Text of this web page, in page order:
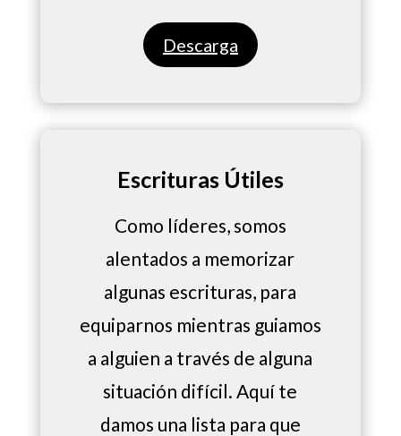
Descarga
Escrituras Útiles
Como líderes, somos
alentados a memorizar
algunas escrituras, para
equiparnos mientras guiamos
a alguien a través de alguna
situación difícil. Aquí te
damos una lista para que